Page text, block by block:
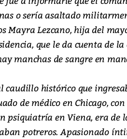
o sería asaltado
Mayra Lezcano, hija del
que le da cuenta de
manchas de sangre en
caudillo histórico que
de médico en Chicago,
psiquiatría en Viena, era de
potreros. Apasionado